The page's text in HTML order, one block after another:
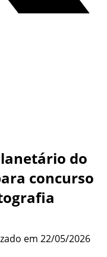
do
concurso
em 22/05/2026